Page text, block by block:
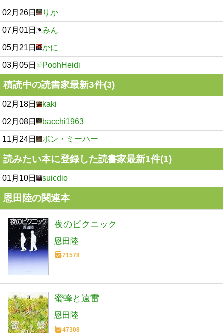
02月26日 りか
07月01日 みん
05月21日 かに
03月05日 PoohHeidi
積読中の読書家最新3件(3)
02月18日 kaki
02月08日 bacchi1963
11月24日 ボン・ミーハー
読みたい本に登録した読書家最新1件(1)
01月10日 suicdio
恩田陸の関連本
夜のピクニック
恩田陸
71578
蜜蜂と遠雷
恩田陸
47308